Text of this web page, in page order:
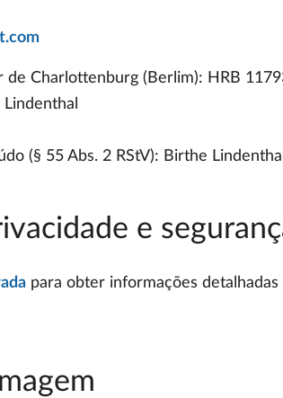
de Charlottenburg (Berlim): HRB
(§ 55 Abs. 2 RStV): Birthe Lindenthal
e
para obter informações